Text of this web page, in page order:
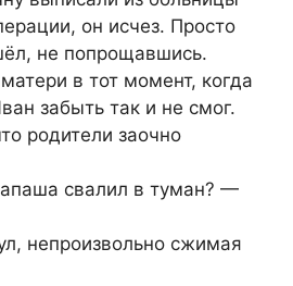
он исчез. Просто
не попрощавшись.
в тот момент, когда
забыть так и не смог.
родители заочно
свалил в туман? —
непроизвольно сжимая